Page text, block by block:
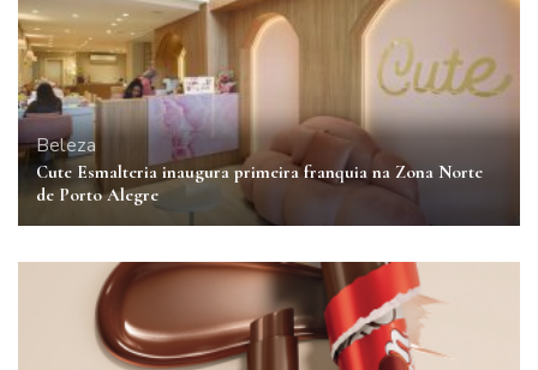
Beleza
Cute Esmalteria inaugura primeira franquia na Zona Norte
de Porto Alegre